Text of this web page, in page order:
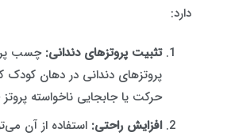
دارد:
تثبیت پروتزهای دندانی: چسب
پروتزهای دندانی در دهان
حرکت یا جابجایی ناخواسته
افزایش راحتی: استفاده از آن